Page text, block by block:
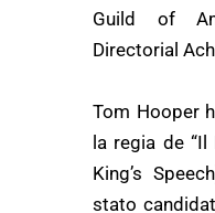
Guild of
Directorial
Tom Hooper
la regia de
King’s
stato